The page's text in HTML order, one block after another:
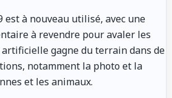
est à nouveau utilisé, avec une
à revendre pour avaler les
gagne du terrain dans de
notamment la photo et la
et les animaux.